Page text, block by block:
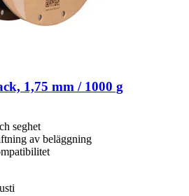
1,75 mm / 1000 g
seghet
av beläggning